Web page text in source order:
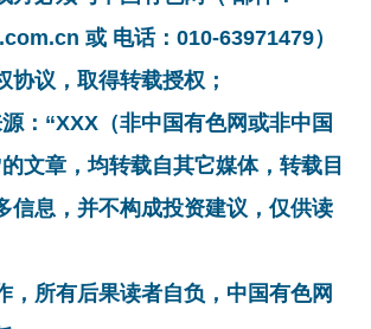
或 电话：010-63971479）
协议，取得转载授权；
：“XXX（非中国有色网或非中国
文章，均转载自其它媒体，转载目
信息，并不构成投资建议，仅供读
，所有后果读者自负，中国有色网